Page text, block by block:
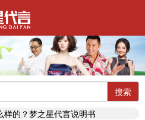
搜索
包括哪些?明星代言的工作流程
费【8月实时更新】报价表
何请明星代言,怎么选择明星代言,签约流程
公司，策划公司合作代理明星资源
最好？费用多少？
样的？梦之星代言说明书